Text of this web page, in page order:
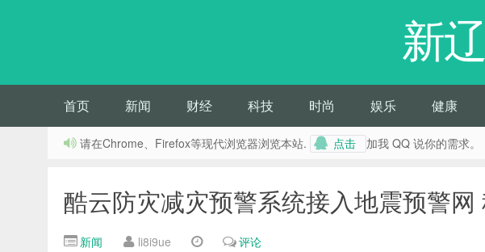
新
首页 新闻 财经 科技 时尚 娱乐 健康
请在Chrome、Firefox等现代浏览器浏览本站. 点击 加我 QQ 说你的需求。
酷云防灾减灾预警系统接入地震预警
新闻 li8i9ue 评论